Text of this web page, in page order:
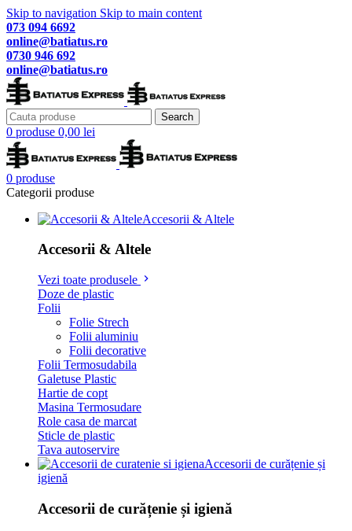
Skip to navigation Skip to main content
073 094 6692
online@batiatus.ro
0730 946 692
online@batiatus.ro
Search
0 produse 0,00 lei
0 produse
Categorii produse
Accesorii & Altele
Accesorii & Altele
Vezi toate produsele
Doze de plastic
Folii
Folie Strech
Folii aluminiu
Folii decorative
Folii Termosudabila
Galetuse Plastic
Hartie de copt
Masina Termosudare
Role casa de marcat
Sticle de plastic
Tava autoservire
Accesorii de curățenie și
igienă
Accesorii de curățenie și igienă